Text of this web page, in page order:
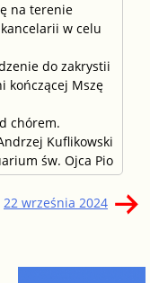
na terenie
w celu
do zakrystii
kończącej Mszę
chórem.
Kuflikowski
św. Ojca Pio
22 września 2024